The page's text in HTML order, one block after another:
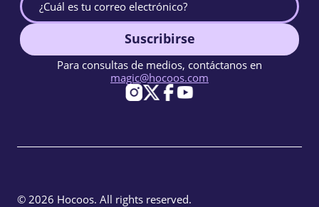
Suscribirse
Para consultas de medios, contáctanos en
magic@hocoos.com
© 2026 Hocoos. All rights reserved.